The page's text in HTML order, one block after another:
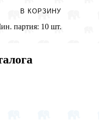
В КОРЗИНУ
партия: 10 шт.